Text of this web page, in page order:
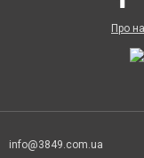
Про
info@3849.com.ua